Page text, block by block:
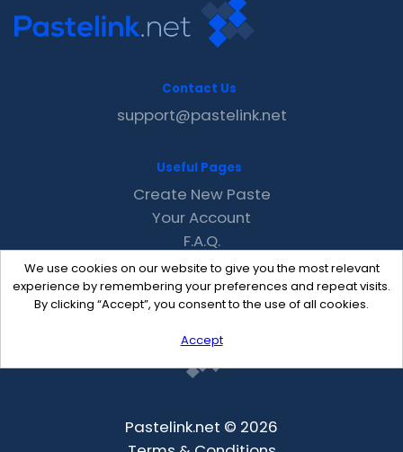
We use cookies on our website to give you the most relevant
experience by remembering your preferences and repeat visits.
By clicking “Accept”, you consent to the use of all cookies.
Accept
Contact Us
support@pastelink.net
Useful Pages
Create New Paste
Your Account
F.A.Q.
Recent
Contact
Pastelink.net © 2026